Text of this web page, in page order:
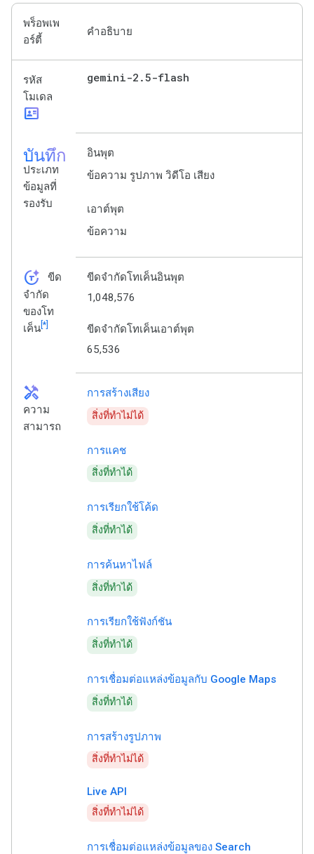
พร็อพเพ
อร์ตี้
คำอธิบาย
รหัส
โมเดล
id_card
gemini-2 .5-flash
บันทึก
ประเภท
ข้อมูลที่
รองรับ
อินพุต
ข้อความ รูปภาพ วิดีโอ เสียง
เอาต์พุต
ข้อความ
token_auto
ขีด
จำกัด
ของโท
เค็น[*]
ขีดจำกัดโทเค็นอินพุต
1,048,576
ขีดจำกัดโทเค็นเอาต์พุต
65,536
handyman
ความ
สามารถ
การสร้างเสียง
สิ่งที่ทำไม่ได้
การแคช
สิ่งที่ทำได้
การเรียกใช้โค้ด
สิ่งที่ทำได้
การค้นหาไฟล์
สิ่งที่ทำได้
การเรียกใช้ฟังก์ชัน
สิ่งที่ทำได้
การเชื่อมต่อแหล่งข้อมูลกับ Google Maps
สิ่งที่ทำได้
การสร้างรูปภาพ
สิ่งที่ทำไม่ได้
Live API
สิ่งที่ทำไม่ได้
การเชื่อมต่อแหล่งข้อมูลของ Search